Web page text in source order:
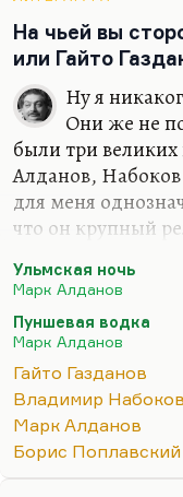
точно, не
не знаю. При
На чьей вы
или Гайто
Ну я
Они же не
были три
Алданов,
для меня
что он крупный
замечательная
гармония,
своеобразная
третьем месте –
когда пишет
Азефе),
Короленко в его
Ульмская ночь
Марк Алданов
Пуншевая водка
Марк Алданов
Гайто Газданов
Владимир Набоков
Марк Алданов
Борис Поплавский